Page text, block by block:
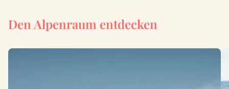
Den Alpenraum entdecken